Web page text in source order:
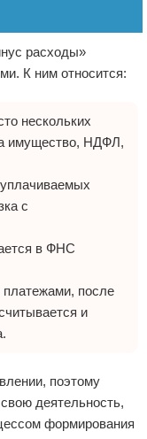
расходы»
К ним относится:
нескольких
имущество, НДФЛ,
с
в ФНС
платежами, после
и
поэтому
деятельность,
формирования